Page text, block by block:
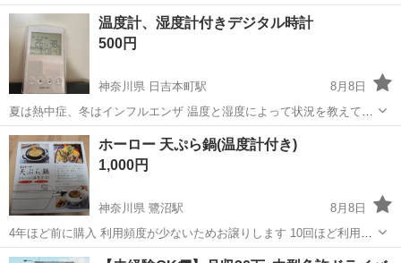
日128日★クリーンルーム内作業★マイカー通勤OK＆無料駐車場あり
★就業先食堂利用可！日払い制度あり！《茨城県常陸大宮市》 人気の
工場のお仕事 ◇コネクタ製造工...
茨城 常陸大宮市 静駅 その他
温度計、湿度計付きデジタル時計
500円
神奈川県 日吉本町駅
8月8日
夏は熱中症、冬はインフルエンザ 温度と湿度によって状況を教えてく
れます。 不具合なく現役で使っておりましたが 新しく買い替え予定な
ので 必要な方にお譲りいたします。 5年ほど使用していおります。 ノ
ークレーム、ノーリター...
神奈川 横浜市 日吉本町駅 家庭用品 湿度計
ホーロー 天ぷら鍋(温度計付き)
1,000円
神奈川県 鷺沼駅
8月8日
4年ほど前に購入 利用頻度が少ないためお譲りします 10回ほど利用で
箱や鍋に多少の使用感あり
神奈川 横浜市 鷺沼駅 調理器具